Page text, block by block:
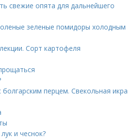
свежие опята для дальнейшего
зеленые помидоры холодным
Сорт картофеля
перцем. Свекольная икра
и чеснок?